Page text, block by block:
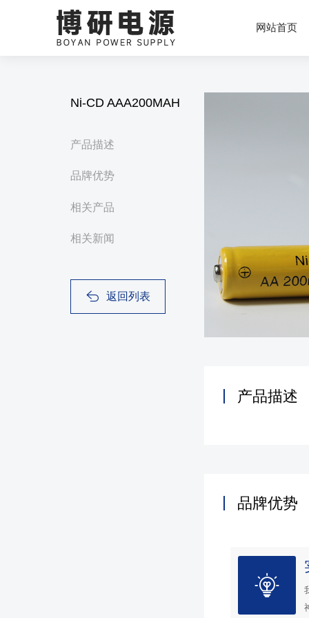
网站首页
Ni-CD AAA200MAH
产品描述
品牌优势
相关产品
相关新闻
返回列表
产品描述
品牌优势